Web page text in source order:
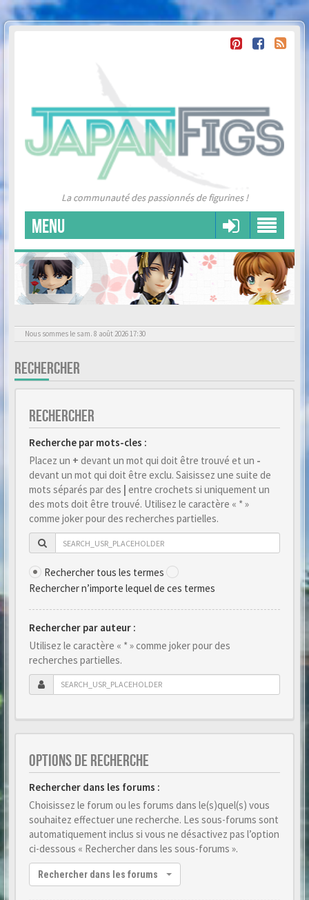
La communauté des passionnés de figurines !
MENU
Nous sommes le sam. 8 août 2026 17:30
RECHERCHER
RECHERCHER
Recherche par mots-cles :
Placez un + devant un mot qui doit être trouvé et un -
devant un mot qui doit être exclu. Saisissez une suite de
mots séparés par des | entre crochets si uniquement un
des mots doit être trouvé. Utilisez le caractère « * »
comme joker pour des recherches partielles.
Rechercher tous les termes
Rechercher n’importe lequel de ces termes
Rechercher par auteur :
Utilisez le caractère « * » comme joker pour des
recherches partielles.
OPTIONS DE RECHERCHE
Rechercher dans les forums :
Choisissez le forum ou les forums dans le(s)quel(s) vous
souhaitez effectuer une recherche. Les sous-forums sont
automatiquement inclus si vous ne désactivez pas l’option
ci-dessous « Rechercher dans les sous-forums ».
Rechercher dans les forums